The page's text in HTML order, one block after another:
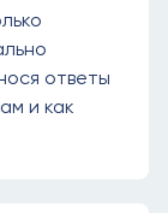
ответы
и как